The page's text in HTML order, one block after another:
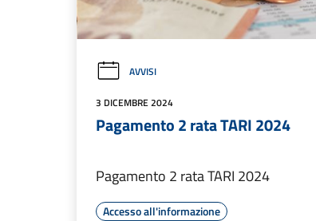
AVVISI
3 DICEMBRE 2024
Pagamento 2 rata TARI 2024
Pagamento 2 rata TARI 2024
Accesso all'informazione